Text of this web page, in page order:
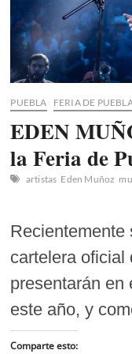
PUEBLA FERIA DE
EDEN
la Feria de
artistas Eden Muñoz
Recientemente
cartelera oficial
presentarán en
este año, y
Comparte esto: